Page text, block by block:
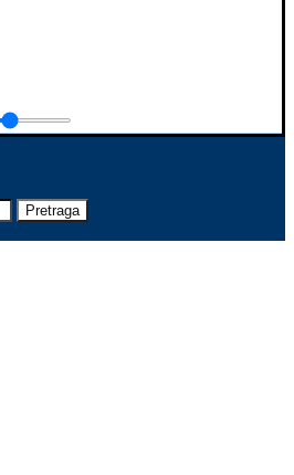
Pretraga